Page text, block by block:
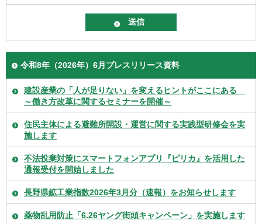
令和8年（2026年）6月プレスリリース資料
建設産業の「人が足りない」を変えるヒントがここにある
～働き方改革に関するセミナーを開催～
住民主体による避難所開設・運営に関する実践型研修会を実
施します
不法投棄対策にスマートフォンアプリ『ピリカ』を活用した
通報受付を開始しました
長野県鉱工業指数2026年3月分（速報）をお知らせします
薬物乱用防止「6.26ヤング街頭キャンペーン」を実施します